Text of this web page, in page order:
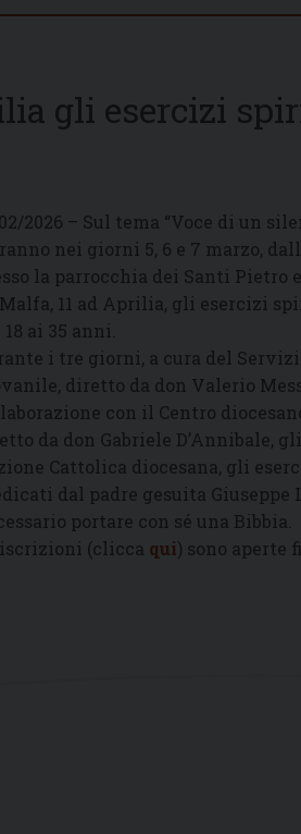
gli esercizi
2026 – Sul tema “Voce di un
nei giorni 5, 6 e 7 marzo,
la parrocchia dei Santi Pietro
11 ad Aprilia, gli esercizi
ai 35 anni.
i tre giorni, a cura del
diretto da don Valerio
con il Centro
da don Gabriele D’Annibale,
Cattolica diocesana, gli
dal padre gesuita Giuseppe
portare con sé una Bibbia.
(clicca qui) sono aperte